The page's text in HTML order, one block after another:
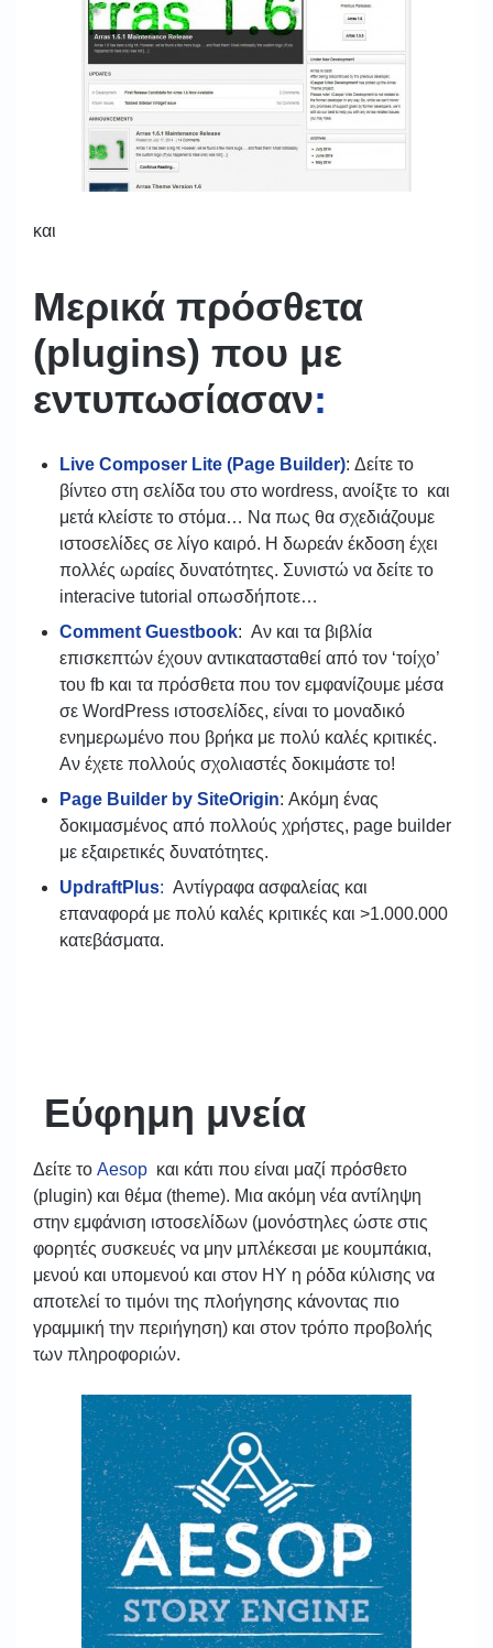
και
Μερικά πρόσθετα
(plugins) που με
εντυπωσίασαν:
Live Composer Lite (Page Builder): Δείτε το
βίντεο στη σελίδα του στο wordress, ανοίξτε το και
μετά κλείστε το στόμα… Να πως θα σχεδιάζουμε
ιστοσελίδες σε λίγο καιρό. Η δωρεάν έκδοση έχει
πολλές ωραίες δυνατότητες. Συνιστώ να δείτε το
interacive tutorial οπωσδήποτε…
Comment Guestbook: Αν και τα βιβλία
επισκεπτών έχουν αντικατασταθεί από τον ‘τοίχο’
του fb και τα πρόσθετα που τον εμφανίζουμε μέσα
σε WordPress ιστοσελίδες, είναι το μοναδικό
ενημερωμένο που βρήκα με πολύ καλές κριτικές.
Αν έχετε πολλούς σχολιαστές δοκιμάστε το!
Page Builder by SiteOrigin: Ακόμη ένας
δοκιμασμένος από πολλούς χρήστες, page builder
με εξαιρετικές δυνατότητες.
UpdraftPlus: Αντίγραφα ασφαλείας και
επαναφορά με πολύ καλές κριτικές και >1.000.000
κατεβάσματα.
Εύφημη μνεία
Δείτε το Aesop και κάτι που είναι μαζί πρόσθετο
(plugin) και θέμα (theme). Μια ακόμη νέα αντίληψη
στην εμφάνιση ιστοσελίδων (μονόστηλες ώστε στις
φορητές συσκευές να μην μπλέκεσαι με κουμπάκια,
μενού και υπομενού και στον ΗΥ η ρόδα κύλισης να
αποτελεί το τιμόνι της πλοήγησης κάνοντας πιο
γραμμική την περιήγηση) και στον τρόπο προβολής
των πληροφοριών.